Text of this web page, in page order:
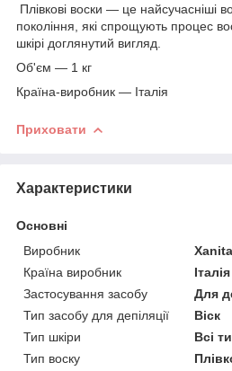
Плівкові воски — це найсучасніші
покоління, які спрощують процес
шкірі доглянутий вигляд.
Об'єм — 1 кг
Країна-виробник — Італія
Приховати
Характеристики
Основні
Виробник
Країна виробник
Італія
Застосування засобу
Для
Тип засобу для депіляції
Віск
Тип шкіри
Всі
Тип воску